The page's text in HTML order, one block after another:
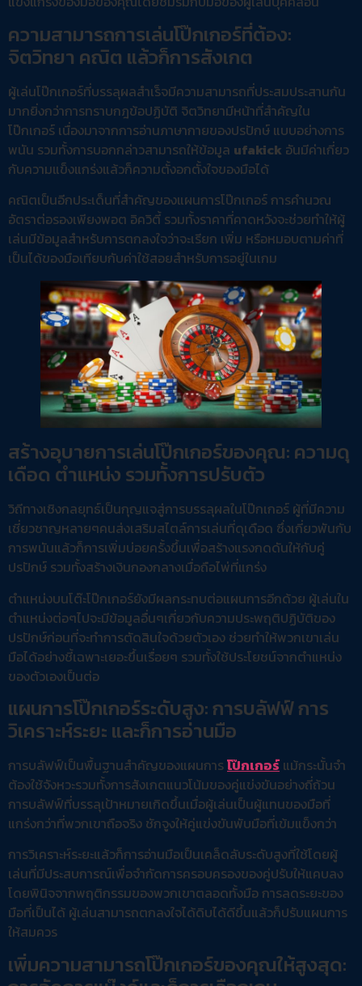
ความสามารถการเล่นโป๊กเกอร์ที่ต้อง:
จิตวิทยา คณิต แล้วก็การสังเกต
ผู้เล่นโป๊กเกอร์ที่บรรลุผลสำเร็จมีความสามารถที่ประสมประสานกัน
มากยิ่งกว่าการทราบกฎข้อปฏิบัติ จิตวิทยามีหน้าที่สำคัญใน
โป๊กเกอร์ เนื่องมาจากการอ่านภาษากายของปรปักษ์ แบบอย่างการ
พนัน รวมทั้งการบอกกล่าวสามารถให้ข้อมูล ufakick อันมีค่าเกี่ยว
กับความแข็งแกร่งแล้วก็ความตั้งอกตั้งใจของมือได้
คณิตเป็นอีกประเด็นที่สำคัญของแผนการโป๊กเกอร์ การคำนวณ
อัตราต่อรองเพียงพอต อิควิตี้ รวมทั้งราคาที่คาดหวังจะช่วยทำให้ผู้
เล่นมีข้อมูลสำหรับการตกลงใจว่าจะเรียก เพิ่ม หรือหมอบตามค่าที่
เป็นได้ของมือเทียบกับค่าใช้สอยสำหรับการอยู่ในเกม
สร้างอุบายการเล่นโป๊กเกอร์ของคุณ: ความดุ
เดือด ตำแหน่ง รวมทั้งการปรับตัว
วิถีทางเชิงกลยุทธ์เป็นกุญแจสู่การบรรลุผลในโป๊กเกอร์ ผู้ที่มีความ
เชี่ยวชาญหลายๆคนส่งเสริมสไตล์การเล่นที่ดุเดือด ซึ่งเกี่ยวพันกับ
การพนันแล้วก็การเพิ่มบ่อยครั้งขึ้นเพื่อสร้างแรงกดดันให้กับคู่
ปรปักษ์ รวมทั้งสร้างเงินกองกลางเมื่อถือไพ่ที่แกร่ง
ตำแหน่งบนโต๊ะโป๊กเกอร์ยังมีผลกระทบต่อแผนการอีกด้วย ผู้เล่นใน
ตำแหน่งต่อๆไปจะมีข้อมูลอื่นๆเกี่ยวกับความประพฤติปฏิบัติของ
ปรปักษ์ก่อนที่จะทำการตัดสินใจด้วยตัวเอง ช่วยทำให้พวกเขาเล่น
มือได้อย่างชี้เฉพาะเยอะขึ้นเรื่อยๆ รวมทั้งใช้ประโยชน์จากตำแหน่ง
ของตัวเองเป็นต่อ
แผนการโป๊กเกอร์ระดับสูง: การบลัฟฟ์ การ
วิเคราะห์ระยะ และก็การอ่านมือ
การบลัฟฟ์เป็นพื้นฐานสำคัญของแผนการโป๊กเกอร์ แม้กระนั้นจำ
ต้องใช้จังหวะรวมทั้งการสังเกตแนวโน้มของคู่แข่งขันอย่างถี่ถ้วน
การบลัฟฟ์ที่บรรลุเป้าหมายเกิดขึ้นเมื่อผู้เล่นเป็นผู้แทนของมือที่
แกร่งกว่าที่พวกเขาถือจริง ชักจูงให้คู่แข่งขันพับมือที่เข้มแข็งกว่า
การวิเคราะห์ระยะแล้วก็การอ่านมือเป็นเคล็ดลับระดับสูงที่ใช้โดยผู้
เล่นที่มีประสบการณ์เพื่อจำกัดการครอบครองของคู่ปรับให้แคบลง
โดยพินิจจากพฤติกรรมของพวกเขาตลอดทั้งมือ การลดระยะของ
มือที่เป็นได้ ผู้เล่นสามารถตกลงใจได้ดิบได้ดีขึ้นแล้วก็ปรับแผนการ
ให้สมควร
เพิ่มความสามารถโป๊กเกอร์ของคุณให้สูงสุด: